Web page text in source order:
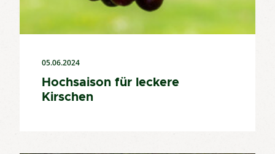
05.06.2024
Hochsaison für leckere
Kirschen